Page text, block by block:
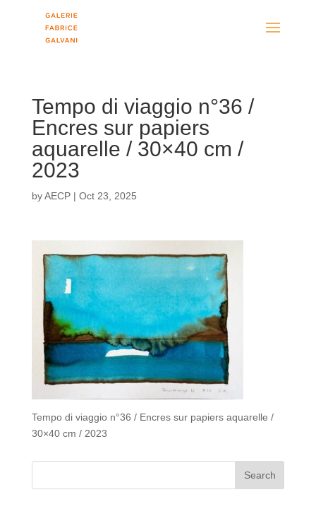
Tempo di viaggio n°36 /
Encres sur papiers
aquarelle / 30×40 cm /
2023
byAECP| Oct 23, 2025
Tempo di viaggio n°36 / Encres sur papiers aquarelle /
30×40 cm / 2023